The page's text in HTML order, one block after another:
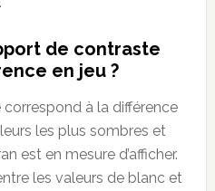
de contraste
en jeu ?
à la différence
les plus sombres et
est en mesure d’afficher.
les valeurs de blanc et